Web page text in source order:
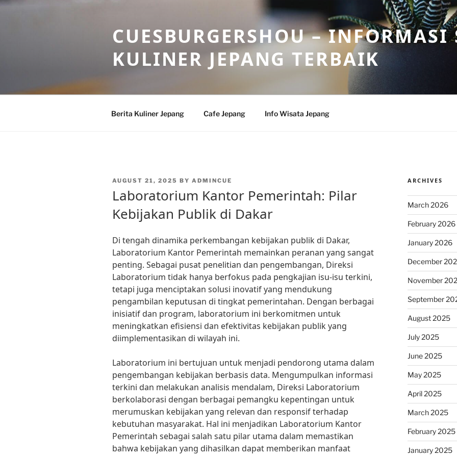
Skip
CUESBURGERSHOU – INFORMASI
KULINER JEPANG TERBAIK
Berita Kuliner Jepang Cafe Jepang Info Wisata Jepang
POSTED
AUGUST 21, 2025 BY ADMINCUE
Laboratorium Kantor Pemerintah: Pilar
Kebijakan Publik di Dakar
Di tengah dinamika perkembangan kebijakan publik di Dakar,
Laboratorium Kantor Pemerintah memainkan peranan yang sangat
penting. Sebagai pusat penelitian dan pengembangan, Direksi
Laboratorium tidak hanya berfokus pada pengkajian isu-isu terkini,
tetapi juga menciptakan solusi inovatif yang mendukung
pengambilan keputusan di tingkat pemerintahan. Dengan berbagai
inisiatif dan program, laboratorium ini berkomitmen untuk
meningkatkan efisiensi dan efektivitas kebijakan publik yang
diimplementasikan di wilayah ini.
Laboratorium ini bertujuan untuk menjadi pendorong utama dalam
pengembangan kebijakan berbasis data. Mengumpulkan informasi
terkini dan melakukan analisis mendalam, Direksi Laboratorium
berkolaborasi dengan berbagai pemangku kepentingan untuk
merumuskan kebijakan yang relevan dan responsif terhadap
kebutuhan masyarakat. Hal ini menjadikan Laboratorium Kantor
Pemerintah sebagai salah satu pilar utama dalam memastikan
bahwa kebijakan yang dihasilkan dapat memberikan manfaat
ARCHIVES
March 2026
February 2026
January 2026
December
November
September
August 2025
July 2025
June 2025
May 2025
April 2025
March 2025
February 2025
January 2025